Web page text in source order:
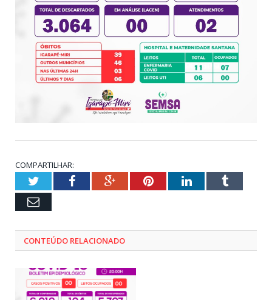
COMPARTILHAR:
TwitterFacebookGoogle+PinterestLinkedInTumblr
Email
CONTEÚDO RELACIONADO